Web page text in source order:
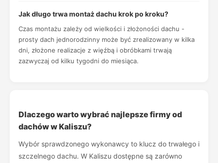
Jak długo trwa montaż dachu krok po kroku?
Czas montażu zależy od wielkości i złożoności dachu -
prosty dach jednorodzinny może być zrealizowany w kilka
dni, złożone realizacje z więźbą i obróbkami trwają
zazwyczaj od kilku tygodni do miesiąca.
Dlaczego warto wybrać najlepsze firmy od
dachów w Kaliszu?
Wybór sprawdzonego wykonawcy to klucz do trwałego i
szczelnego dachu. W Kaliszu dostępne są zarówno